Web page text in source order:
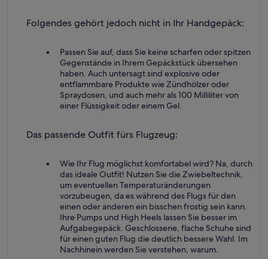
Folgendes gehört jedoch nicht in Ihr Handgepäck:
Passen Sie auf, dass Sie keine scharfen oder spitzen
Gegenstände in Ihrem Gepäckstück übersehen
haben. Auch untersagt sind explosive oder
entflammbare Produkte wie Zündhölzer oder
Spraydosen, und auch mehr als 100 Milliliter von
einer Flüssigkeit oder einem Gel.
Das passende Outfit fürs Flugzeug:
Wie Ihr Flug möglichst komfortabel wird? Na, durch
das ideale Outfit! Nutzen Sie die Zwiebeltechnik,
um eventuellen Temperaturänderungen
vorzubeugen, da es während des Flugs für den
einen oder anderen ein bisschen frostig sein kann.
Ihre Pumps und High Heels lassen Sie besser im
Aufgabegepäck. Geschlossene, flache Schuhe sind
für einen guten Flug die deutlich bessere Wahl. Im
Nachhinein werden Sie verstehen, warum.